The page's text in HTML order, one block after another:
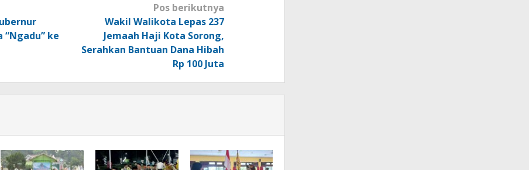
“Ngadu” ke
Pos berikutnya
Wakil Walikota Lepas 237
Jemaah Haji Kota Sorong,
Serahkan Bantuan Dana Hibah
Rp 100 Juta